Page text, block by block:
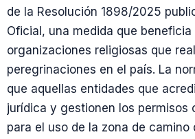
de la Resolución 1898/2025
Oficial, una medida que beneficia
organizaciones religiosas que
peregrinaciones en el país. La
que aquellas entidades que
jurídica y gestionen los permisos
para el uso de la zona de camino